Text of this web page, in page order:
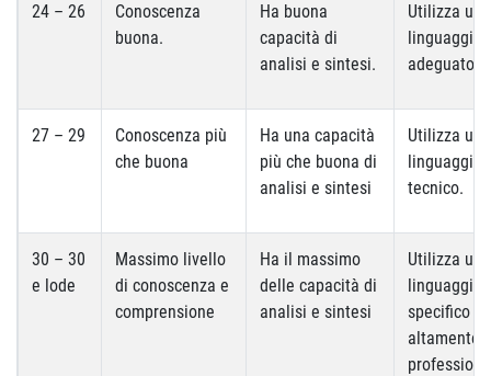
24 – 26
Conoscenza
buona.
Ha buona
capacità di
analisi e sintesi.
Utilizza un
linguaggio
adeguato.
27 – 29
Conoscenza più
che buona
Ha una capacità
più che buona di
analisi e sintesi
Utilizza un
linguaggio
tecnico.
30 – 30
e lode
Massimo livello
di conoscenza e
comprensione
Ha il massimo
delle capacità di
analisi e sintesi
Utilizza un
linguaggio
specifico ed
altamente